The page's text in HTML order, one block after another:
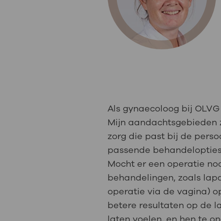
Uw
Werken
Contact
steeds verder uit, zodat u zelf
we u sneller helpen.
Direct naar MijnOLVG
Als gynaecoloog bij
Mijn aandachtsgebieden
zorg die past bij de
passende
Mocht er een operatie
behandelingen, zoals
operatie via de vagina)
betere resultaten op de